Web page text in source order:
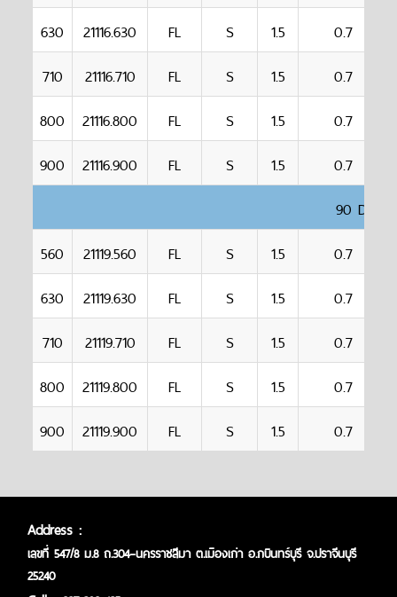
630
21116.630 FL S 1.5
0.7
710
21116.710 FL S 1.5
0.7
800
21116.800 FL S 1.5
0.7
900
21116.900 FL S 1.5
0.7
90
560
21119.560 FL S 1.5
0.7
630
21119.630 FL S 1.5
0.7
710
21119.710 FL S 1.5
0.7
800
21119.800 FL S 1.5
0.7
900
21119.900 FL S 1.5 0.7
Address :
เลขที่ 547/8 ม.8 ถ.304–นครราชสีมา ต.เมืองเก่า อ.กบินทร์บุรี จ.ปราจีนบุรี
25240